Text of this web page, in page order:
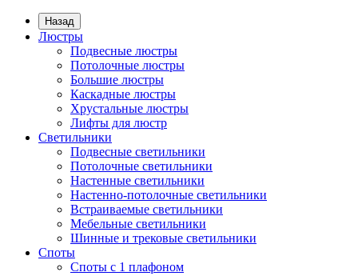
Назад
Люстры
Подвесные люстры
Потолочные люстры
Большие люстры
Каскадные люстры
Хрустальные люстры
Лифты для люстр
Светильники
Подвесные светильники
Потолочные светильники
Настенные светильники
Настенно-потолочные светильники
Встраиваемые светильники
Мебельные светильники
Шинные и трековые светильники
Споты
Споты с 1 плафоном